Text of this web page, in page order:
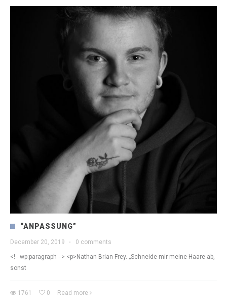
“ANPASSUNG”
December 20, 2019 · 0 comments
<!-- wp:paragraph --> <p>Nathan-Brian Frey. „Schneide mir meine Haare ab,
sonst
1761 0 Read more